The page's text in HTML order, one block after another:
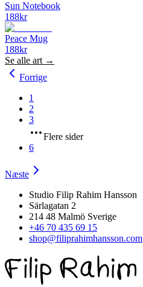
Sun Notebook
188kr
Peace Mug
188kr
Se alle art →
Forrige
1
2
3
Flere sider
6
Næste
Studio Filip Rahim Hansson
Särlagatan 2
214 48 Malmö Sverige
+46 70 435 69 15
shop@filiprahimhansson.com